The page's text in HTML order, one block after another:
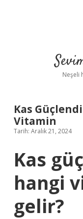
Neşeli
Kas
Vitamin
Tarih: Aralık 21, 2024
Kas
hangi
gelir?